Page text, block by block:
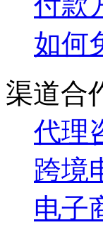
如何
渠道合
代理
跨境
电子